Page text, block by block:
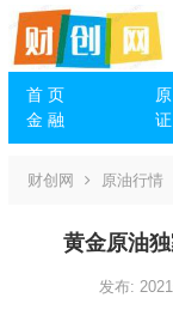
首 页
金 融
财创网 原油行情
黄金原油
发布: